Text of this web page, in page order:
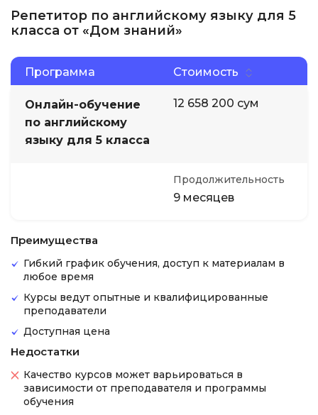
Репетитор по английскому языку для 5
класса от «Дом знаний»
Программа Стоимость
Онлайн-обучение
по английскому
языку для 5 класса
12 658 200 сум
Продолжительность
9 месяцев
Преимущества
Гибкий график обучения, доступ к материалам в
любое время
Курсы ведут опытные и квалифицированные
преподаватели
Доступная цена
Недостатки
Качество курсов может варьироваться в
зависимости от преподавателя и программы
обучения